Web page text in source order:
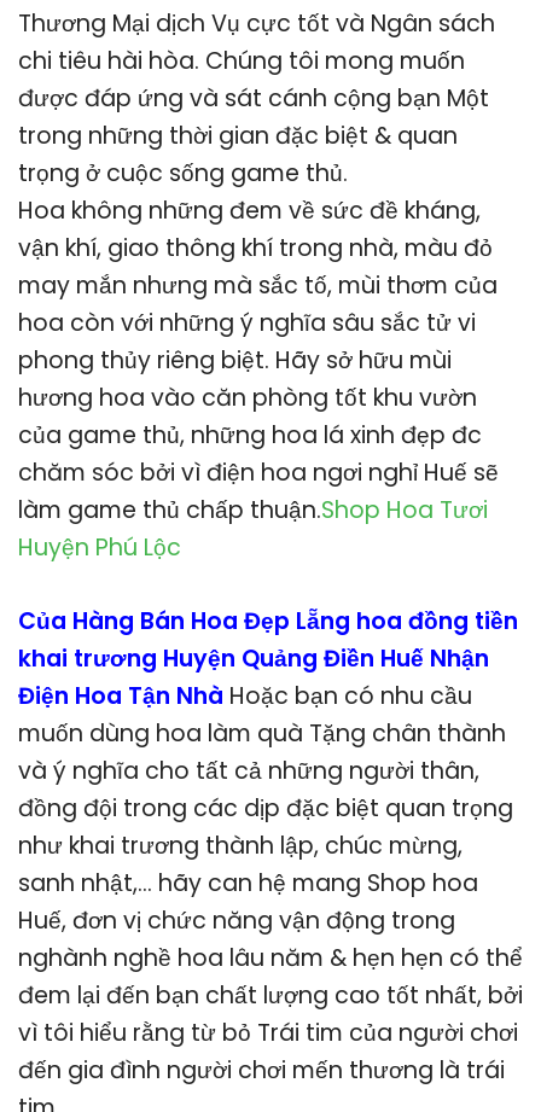
Thương Mại dịch Vụ cực tốt và Ngân sách
chi tiêu hài hòa. Chúng tôi mong muốn
được đáp ứng và sát cánh cộng bạn Một
trong những thời gian đặc biệt & quan
trọng ở cuộc sống game thủ.
Hoa không những đem về sức đề kháng,
vận khí, giao thông khí trong nhà, màu đỏ
may mắn nhưng mà sắc tố, mùi thơm của
hoa còn với những ý nghĩa sâu sắc tử vi
phong thủy riêng biệt. Hãy sở hữu mùi
hương hoa vào căn phòng tốt khu vườn
của game thủ, những hoa lá xinh đẹp đc
chăm sóc bởi vì điện hoa ngơi nghỉ Huế sẽ
làm game thủ chấp thuận.Shop Hoa Tươi
Huyện Phú Lộc
Của Hàng Bán Hoa Đẹp Lẵng hoa đồng tiền
khai trương Huyện Quảng Điền Huế Nhận
Điện Hoa Tận Nhà Hoặc bạn có nhu cầu
muốn dùng hoa làm quà Tặng chân thành
và ý nghĩa cho tất cả những người thân,
đồng đội trong các dịp đặc biệt quan trọng
như khai trương thành lập, chúc mừng,
sanh nhật,… hãy can hệ mang Shop hoa
Huế, đơn vị chức năng vận động trong
nghành nghề hoa lâu năm & hẹn hẹn có thể
đem lại đến bạn chất lượng cao tốt nhất, bởi
vì tôi hiểu rằng từ bỏ Trái tim của người chơi
đến gia đình người chơi mến thương là trái